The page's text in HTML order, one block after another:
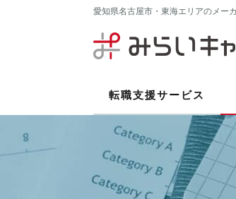
愛知県名古屋市・東海エリアのメー
転職支援サービス